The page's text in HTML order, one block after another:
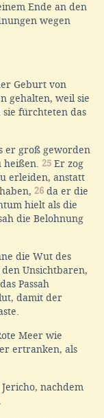
Ende an den
wegen
Geburt von
gehalten, weil sie
sie fürchteten das
er groß geworden
heißen. 25 Er zog
erleiden, anstatt
26 da er die
hielt als die
die Belohnung
die Wut des
Unsichtbaren,
Passah
damit der
Meer wie
ertranken, als
nachdem